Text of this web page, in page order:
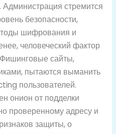
стремится
безопасности,
шифрования и
человеческий фактор
сайты,
пытаются выманить
пользователей.
онион от подделки
проверенному адресу и
защиты, о